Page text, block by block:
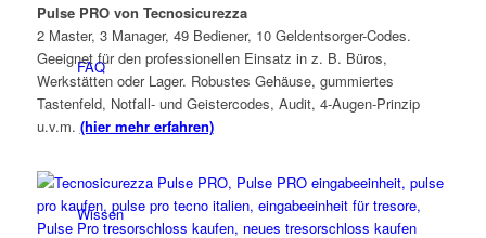
FAQ
Wissen
Pulse PRO von Tecnosicurezza
2 Master, 3 Manager, 49 Bediener, 10 Geldentsorger-Codes.
Geeignet für den professionellen Einsatz in z. B. Büros,
Werkstätten oder Lager. Robustes Gehäuse, gummiertes
Tastenfeld, Notfall- und Geistercodes, Audit, 4-Augen-Prinzip
u.v.m. (hier mehr erfahren)